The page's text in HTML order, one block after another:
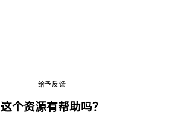
给予反馈
这个资源有帮助吗？